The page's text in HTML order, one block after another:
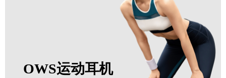
OWS运动耳机